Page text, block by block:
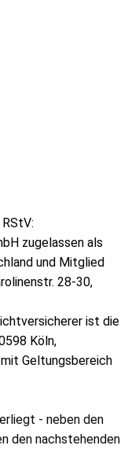
zugelassen als
und Mitglied
28-30,
ist die
Köln,
Geltungsbereich
- neben den
den nachstehenden